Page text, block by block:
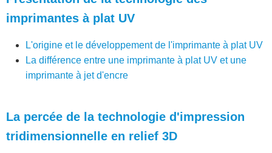
imprimantes à plat UV
L'origine et le développement de l'imprimante à plat UV
La différence entre une imprimante à plat UV et une
imprimante à jet d'encre
La percée de la technologie d'impression
tridimensionnelle en relief 3D